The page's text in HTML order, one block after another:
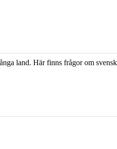
land. Här finns frågor om